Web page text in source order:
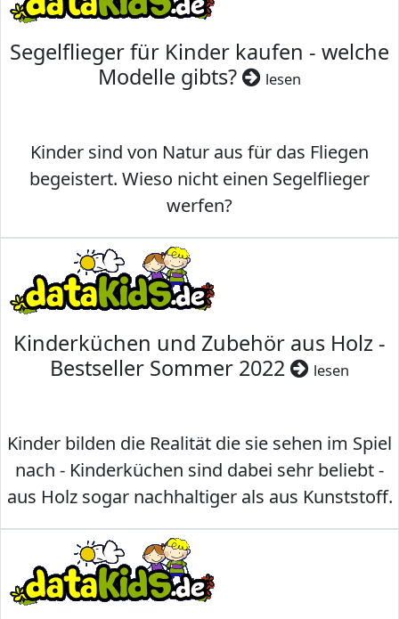
Segelflieger für Kinder kaufen - welche
Modelle gibts?
lesen
Kinder sind von Natur aus für das Fliegen
begeistert. Wieso nicht einen Segelflieger
werfen?
Kinderküchen und Zubehör aus Holz -
Bestseller Sommer 2022
lesen
Kinder bilden die Realität die sie sehen im Spiel
nach - Kinderküchen sind dabei sehr beliebt -
aus Holz sogar nachhaltiger als aus Kunststoff.